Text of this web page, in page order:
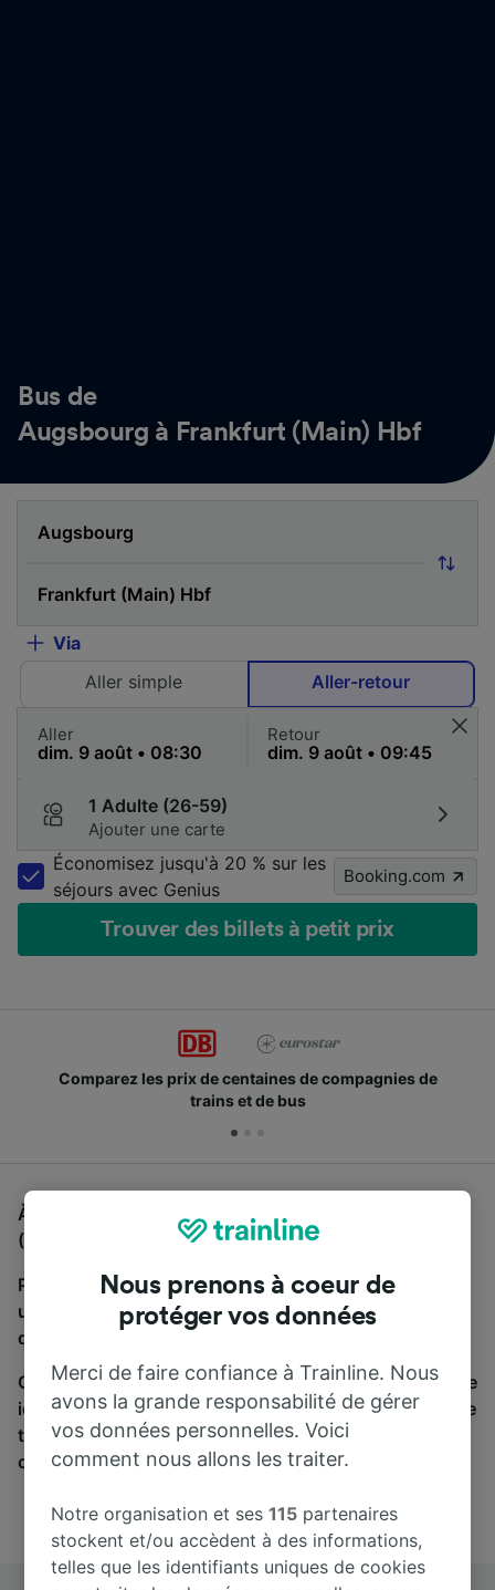
Bus de
Augsbourg à Frankfurt (Main) Hbf
Via
Aller simple
Aller-retour
Aller Retour
1 Adulte (26-59)
Ajouter une carte
Économisez jusqu'à 20 % sur les
séjours avec Genius
Booking.com
Trouver des billets à petit prix
Comparez les prix de centaines de compagnies de
trains et de bus
À la recherche d'un bus de Augsbourg à Frankfurt
(Main) Hbf, vous êtes au bon endroit.
Pour trouver des billets de bus, lancez simplement
une recherche ci-dessus. Nous comparons les temps
de trajets et les prix des voyages, en train et en bus.
Qu’importe votre destination, votre voyage commence
ici. Nous collaborons avec plus de 170 compagnies de
train et de bus. Consultez et achetez vos billets sur
cette page.
Nous prenons à coeur de
protéger vos données
Merci de faire confiance à Trainline. Nous
avons la grande responsabilité de gérer
vos données personnelles. Voici
comment nous allons les traiter.
Notre organisation et ses115 partenaires
stockent et/ou accèdent à des informations,
telles que les identifiants uniques de cookies